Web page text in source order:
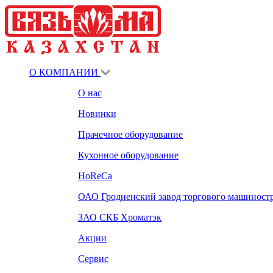
О КОМПАНИИ
О нас
Новинки
Прачечное оборудование
Кухонное оборудование
HoReCa
ОАО Гродненский завод торгового
ЗАО СКБ Хроматэк
Акции
Сервис